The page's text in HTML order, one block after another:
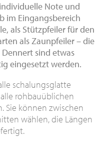
Note und
im Eingangsbereich
als Stützpfeiler für den
als Zaunpfeiler – die
sind etwas
eingesetzt werden.
schalungsglatte
rohbauüblichen
Sie können zwischen
wählen, die Längen